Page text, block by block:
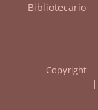
Bibliotecario
Copyright